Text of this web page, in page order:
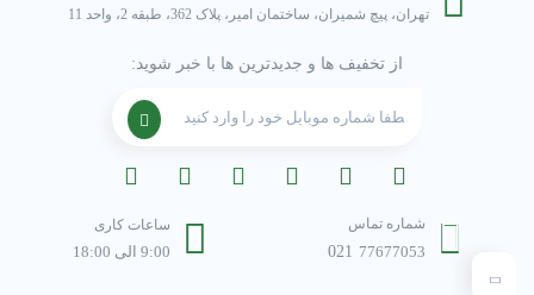
شماره تماس
021 77677053
ساعات کاری
9:00 الی 18:00
تهران، پیچ شمیران، ساختمان امیر، پلاک 362، طبقه 2، واحد 11
از تخفیف ها و جدیدترین ها با خبر شوید: